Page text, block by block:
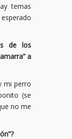
temas
de los
amarra”a
mi perro
(se
no me